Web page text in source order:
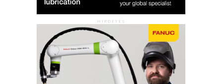
HIRDETÉS